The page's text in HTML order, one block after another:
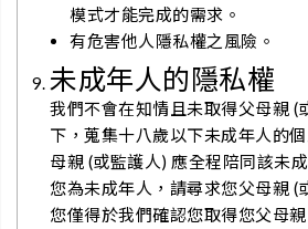
模式才能完成的需求。
有危害他人隱私權之風險。
未成年人的隱私權
我們不會在知情且未取得父母親 (
下，蒐集十八歲以下未成年人的
母親 (或監護人) 應全程陪同該未
您為未成年人，請尋求您父母親 (
您僅得於我們確認您取得您父母